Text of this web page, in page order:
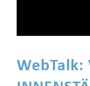
WebTalk: